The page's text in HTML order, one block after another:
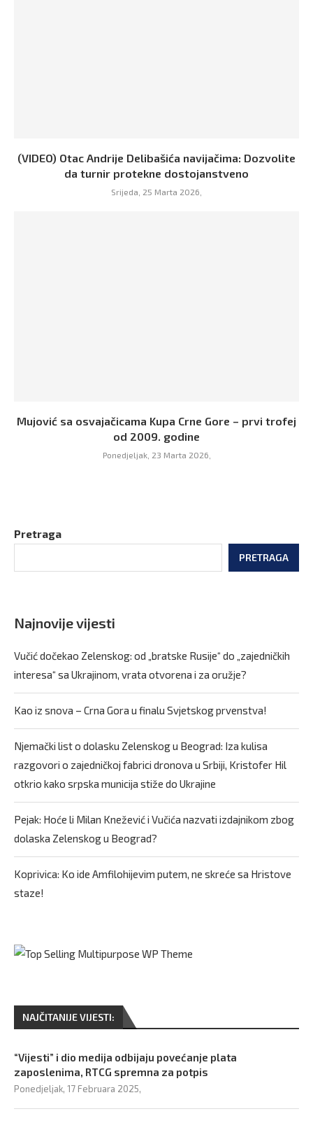
(VIDEO) Otac Andrije Delibašića navijačima: Dozvolite
da turnir protekne dostojanstveno
Srijeda, 25 Marta 2026,
Mujović sa osvajačicama Kupa Crne Gore – prvi trofej
od 2009. godine
Ponedjeljak, 23 Marta 2026,
Pretraga
PRETRAGA
Najnovije vijesti
Vučić dočekao Zelenskog: od „bratske Rusije“ do „zajedničkih
interesa“ sa Ukrajinom, vrata otvorena i za oružje?
Kao iz snova – Crna Gora u finalu Svjetskog prvenstva!
Njemački list o dolasku Zelenskog u Beograd: Iza kulisa
razgovori o zajedničkoj fabrici dronova u Srbiji, Kristofer Hil
otkrio kako srpska municija stiže do Ukrajine
Pejak: Hoće li Milan Knežević i Vučića nazvati izdajnikom zbog
dolaska Zelenskog u Beograd?
Koprivica: Ko ide Amfilohijevim putem, ne skreće sa Hristove
staze!
NAJČITANIJE VIJESTI:
“Vijesti” i dio medija odbijaju povećanje plata
zaposlenima, RTCG spremna za potpis
Ponedjeljak, 17 Februara 2025,